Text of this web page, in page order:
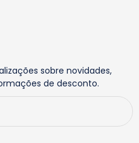
sobre novidades,
de desconto.